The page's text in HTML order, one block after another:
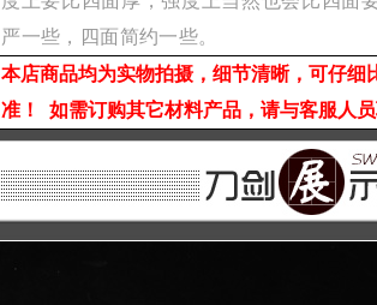
严一些，四面简约一些。
本店商品均为实物拍摄，细节清晰，可仔
准！
如需订购其它材料产品，请与客服人